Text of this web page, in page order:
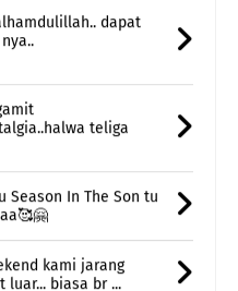
teliga
Season In The Son tu
luar... biasa br ...